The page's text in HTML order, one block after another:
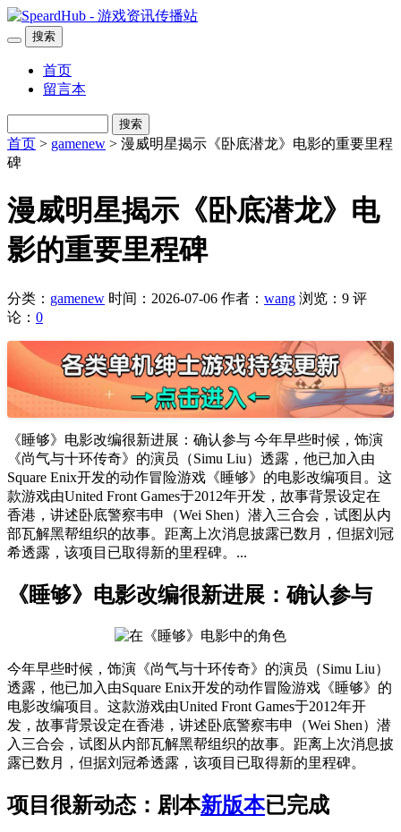
搜索
首页
留言本
搜索
首页 > gamenew > 漫威明星揭示《卧底潜龙》电影的重要里程
碑
漫威明星揭示《卧底潜龙》电
影的重要里程碑
分类： gamenew 时间：2026-07-06 作者： wang 浏览：9 评
论： 0
《睡够》电影改编很新进展：确认参与 今年早些时候，饰演
《尚气与十环传奇》的演员（Simu Liu）透露，他已加入由
Square Enix开发的动作冒险游戏《睡够》的电影改编项目。这
款游戏由United Front Games于2012年开发，故事背景设定在
香港，讲述卧底警察韦申（Wei Shen）潜入三合会，试图从内
部瓦解黑帮组织的故事。距离上次消息披露已数月，但据刘冠
希透露，该项目已取得新的里程碑。...
《睡够》电影改编很新进展：确认参与
今年早些时候，饰演《尚气与十环传奇》的演员（Simu Liu）
透露，他已加入由Square Enix开发的动作冒险游戏《睡够》的
电影改编项目。这款游戏由United Front Games于2012年开
发，故事背景设定在香港，讲述卧底警察韦申（Wei Shen）潜
入三合会，试图从内部瓦解黑帮组织的故事。距离上次消息披
露已数月，但据刘冠希透露，该项目已取得新的里程碑。
项目很新动态：剧本新版本已完成